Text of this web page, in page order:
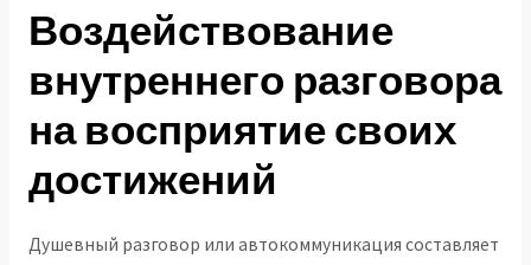
Воздействование
внутреннего разговора
на восприятие своих
достижений
Душевный разговор или автокоммуникация составляет